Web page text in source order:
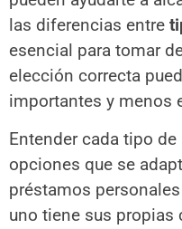
las diferencias entre
esencial para tomar
elección correcta
importantes y menos
Entender cada tipo
opciones que se
préstamos
uno tiene sus propias